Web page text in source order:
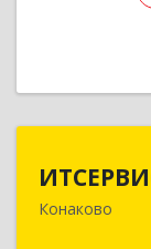
Конаково